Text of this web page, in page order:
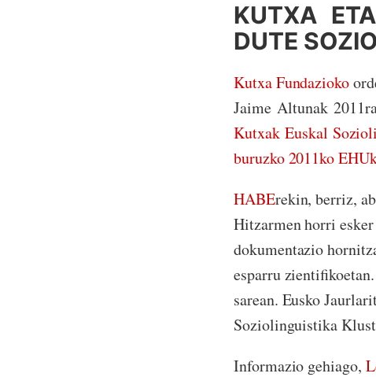
KUTXA
DUTE
Kutxa Fundazioko
Jaime Altunak
Kutxak Euskal
buruzko 2011ko
HABErekin, berriz,
Hitzarmen horri esker
dokumentazio
esparru
sarean. Eusko
Soziolinguistika
Informazio gehiago,